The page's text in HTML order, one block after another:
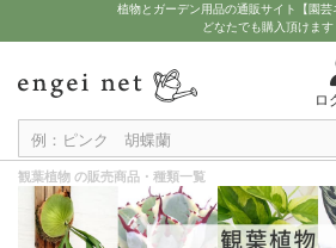
植物とガーデン用品の通販サイト【園
どなたでも購入頂けます
ロ
観葉植物 の販売商品・種類一覧